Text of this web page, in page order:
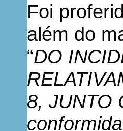
Foi
além do
“DO
8, JUNTO